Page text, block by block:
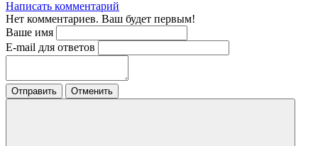
Написать комментарий
Нет комментариев. Ваш будет первым!
Ваше имя
E-mail для ответов
Отправить Отменить